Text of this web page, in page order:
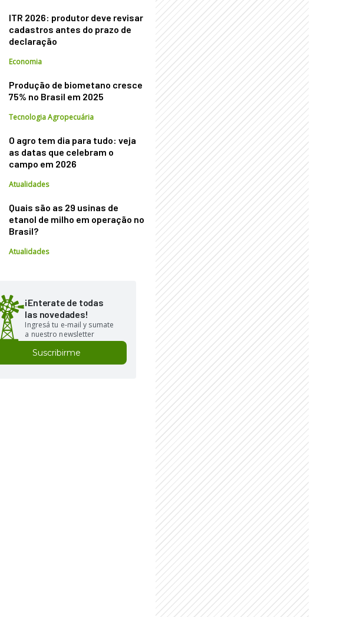
ITR 2026: produtor deve revisar
cadastros antes do prazo de
declaração
Economia
Produção de biometano cresce
75% no Brasil em 2025
Tecnologia Agropecuária
O agro tem dia para tudo: veja
as datas que celebram o
campo em 2026
Atualidades
Quais são as 29 usinas de
etanol de milho em operação no
Brasil?
Atualidades
¡Enterate de todas
las novedades!
Ingresá tu e-mail y sumate
a nuestro newsletter
Suscribirme